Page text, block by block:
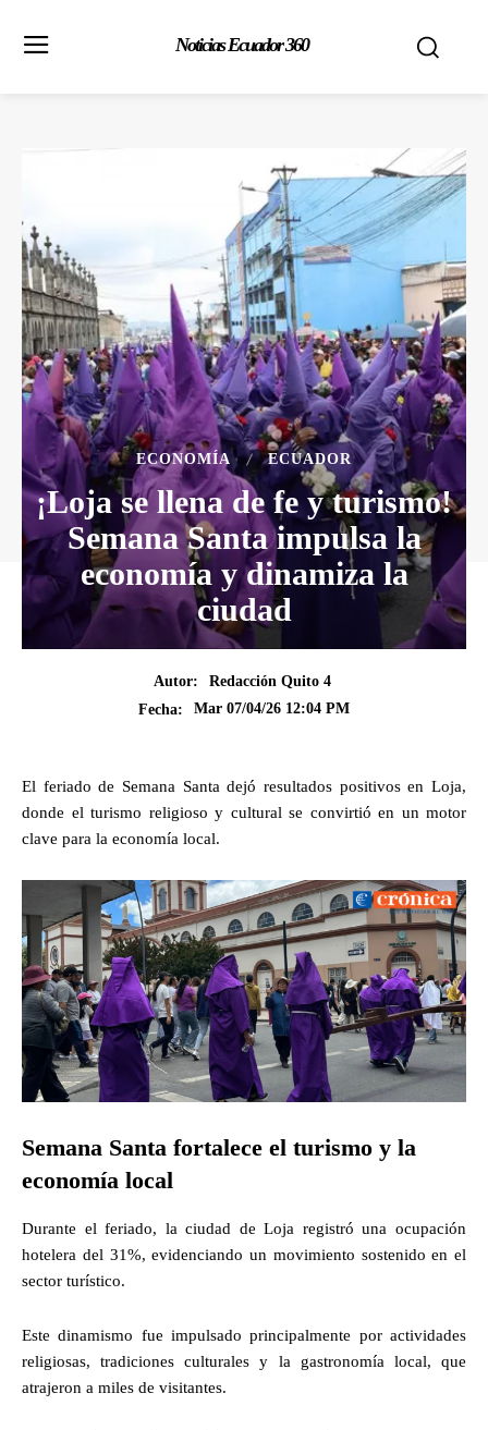
Noticias Ecuador 360
ECONOMÍA ECUADOR
¡Loja se llena de fe y turismo!
Semana Santa impulsa la
economía y dinamiza la
ciudad
Autor:
Redacción Quito 4
Fecha:
Mar 07/04/26 12:04 PM
El feriado de Semana Santa dejó resultados positivos en Loja,
donde el turismo religioso y cultural se convirtió en un motor
clave para la economía local.
Semana Santa fortalece el turismo y la
economía local
Durante el feriado, la ciudad de Loja registró una ocupación
hotelera del 31%, evidenciando un movimiento sostenido en el
sector turístico.
Este dinamismo fue impulsado principalmente por actividades
religiosas, tradiciones culturales y la gastronomía local, que
atrajeron a miles de visitantes.